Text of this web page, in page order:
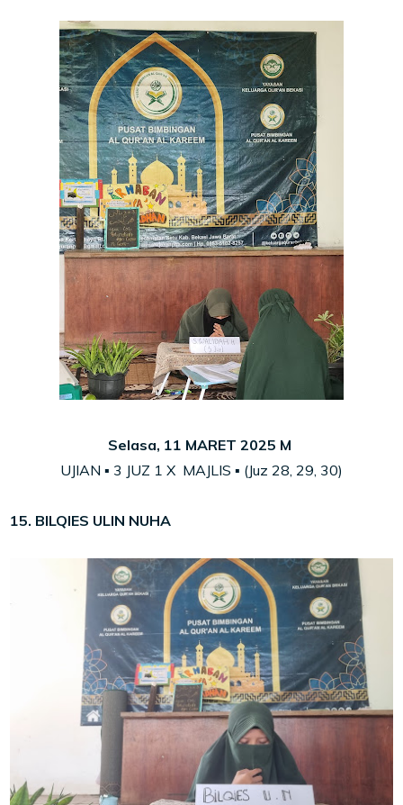
Selasa, 11 MARET 2025 M
UJIAN ▪ 3 JUZ 1 X MAJLIS ▪ (Juz 28, 29, 30)
15. BILQIES ULIN NUHA